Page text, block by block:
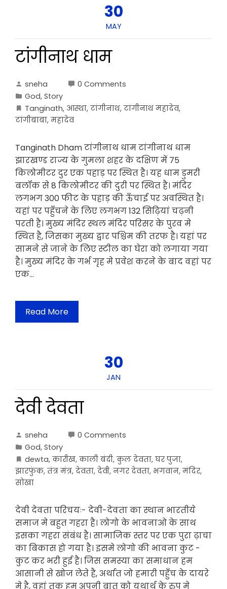
30
MAY
टांगीनाथ धाम
sneha
0 Comments
God, Story
Tanginath, आस्था, टांगीनाथ, टांगीनाथ महादेव,
टांगीबाबा, महादेव
Tanginath Dham टांगीनाथ धाम टांगीनाथ धाम
झारखण्ड राज्य के गुमला शहर के दक्षिण में 75
किलोमीटर दुर एक पहाड़ पर स्थित है। यह धाम डुमरी
बलॉक से 8 किलोमीटर की दुरी पर स्थित है। मंदिर
लगभग 300 फीट के पहाड़ की ऊँचाई पर अवस्थित है।
यहां पर पहुँचने के लिए लगभग 132 सिढ़ियां चढ़नी
परती है। मुख्य मंदिर स्थल मंदिर परिसर के पुरव मे
स्थित है, जिसका मुख्य द्वार पश्चिम की तरफ है। यहां पर
सामने से जाने के लिए स्टील का घेरा को लगाया गया
है। मुख्य मंदिर के गर्भ गृह मे प्रवेश करने के बाद वहां पर
एक…
Read More
30
JAN
देवी देवता
sneha
0 Comments
God, Story
dewta, कारीख, काली बंदी, कुल देवता, घर पुजा,
झारफुंक, तंत्र मंत्र, देवता, देवी, नगर देवता, भगवान, मंदिर,
सोखा
देवी देवता परिचयः- देवी-देवता का स्थान भारतीये
समाज मे बहुत गहरा है। लोगो के भावनाओ के साथ
इसका गहरा संबंध है। सामाजिक स्तर पर एक पुरा ढ़ाचा
का बिकास हो गया है। इसमे लोगो की भावना कुट -
कुट कर भरी हुई है। जिस समस्या का समाधान हम
आसानी से खोज लेते है, अर्थात जो हमारी पहुँच के दायरे
मे है, वहां तक हम अपनी बात को यथार्थ के रुप मे